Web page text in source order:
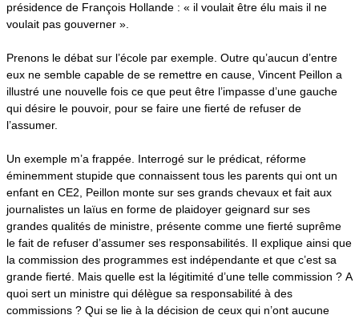
présidence de François Hollande : « il voulait être élu mais il ne
voulait pas gouverner ».
Prenons le débat sur l’école par exemple. Outre qu’aucun d’entre
eux ne semble capable de se remettre en cause, Vincent Peillon a
illustré une nouvelle fois ce que peut être l’impasse d’une gauche
qui désire le pouvoir, pour se faire une fierté de refuser de
l’assumer.
Un exemple m’a frappée. Interrogé sur le prédicat, réforme
éminemment stupide que connaissent tous les parents qui ont un
enfant en CE2, Peillon monte sur ses grands chevaux et fait aux
journalistes un laïus en forme de plaidoyer geignard sur ses
grandes qualités de ministre, présente comme une fierté suprême
le fait de refuser d’assumer ses responsabilités. Il explique ainsi que
la commission des programmes est indépendante et que c’est sa
grande fierté. Mais quelle est la légitimité d’une telle commission ? A
quoi sert un ministre qui délègue sa responsabilité à des
commissions ? Qui se lie à la décision de ceux qui n’ont aucune